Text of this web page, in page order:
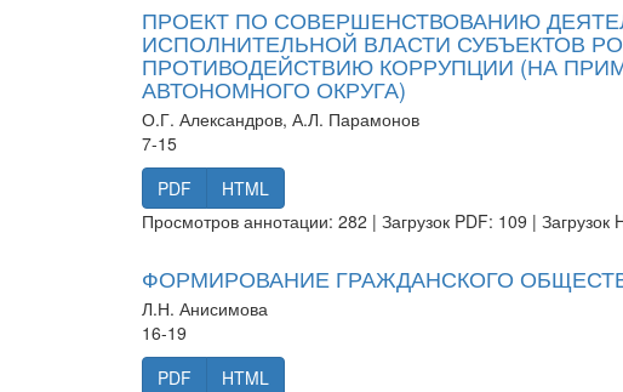
ПРОЕКТ ПО СОВЕРШЕНСТВОВАНИЮ
ИСПОЛНИТЕЛЬНОЙ ВЛАСТИ СУБЪЕКТОВ
ПРОТИВОДЕЙСТВИЮ КОРРУПЦИИ (НА
АВТОНОМНОГО ОКРУГА)
О.Г. Александров, А.Л. Парамонов
7-15
PDF
HTML
Просмотров аннотации: 282 | Загрузок PDF: 109 | Загрузок
ФОРМИРОВАНИЕ ГРАЖДАНСКОГО
Л.Н. Анисимова
16-19
PDF
HTML